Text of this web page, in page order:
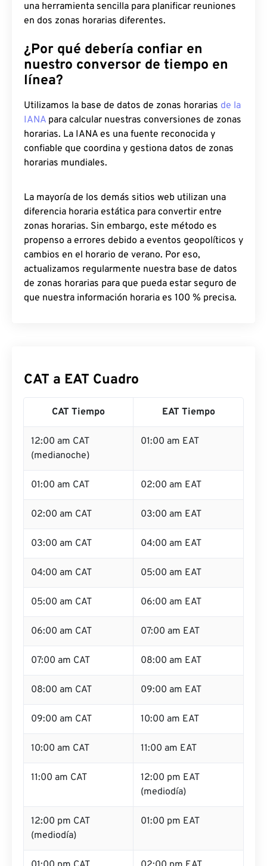
una herramienta sencilla para planificar reuniones
en dos zonas horarias diferentes.
¿Por qué debería confiar en
nuestro conversor de tiempo en
línea?
Utilizamos la base de datos de zonas horarias de la
IANA para calcular nuestras conversiones de zonas
horarias. La IANA es una fuente reconocida y
confiable que coordina y gestiona datos de zonas
horarias mundiales.
La mayoría de los demás sitios web utilizan una
diferencia horaria estática para convertir entre
zonas horarias. Sin embargo, este método es
propenso a errores debido a eventos geopolíticos y
cambios en el horario de verano. Por eso,
actualizamos regularmente nuestra base de datos
de zonas horarias para que pueda estar seguro de
que nuestra información horaria es 100 % precisa.
CAT a EAT Cuadro
CAT Tiempo EAT Tiempo
12:00 am CAT
(medianoche)
01:00 am EAT
01:00 am CAT 02:00 am EAT
02:00 am CAT 03:00 am EAT
03:00 am CAT 04:00 am EAT
04:00 am CAT 05:00 am EAT
05:00 am CAT 06:00 am EAT
06:00 am CAT 07:00 am EAT
07:00 am CAT 08:00 am EAT
08:00 am CAT 09:00 am EAT
09:00 am CAT 10:00 am EAT
10:00 am CAT 11:00 am EAT
11:00 am CAT
12:00 pm EAT
(mediodía)
12:00 pm CAT
(mediodía)
01:00 pm EAT